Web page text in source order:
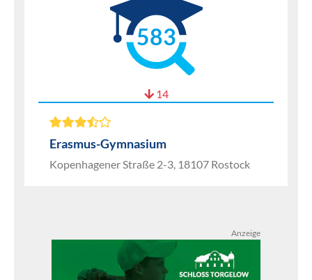
583
14
Erasmus-Gymnasium
Kopenhagener Straße 2-3, 18107 Rostock
Anzeige